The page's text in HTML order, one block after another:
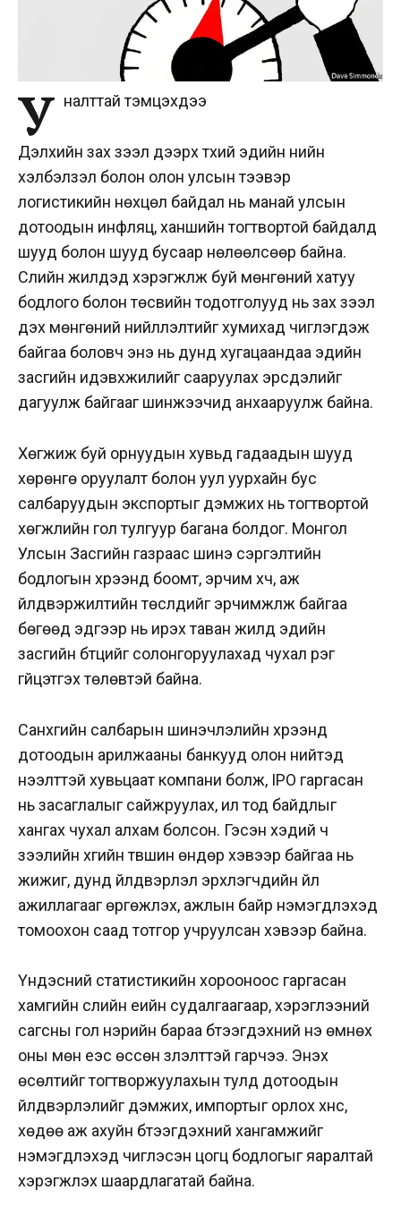
У налттай тэмцэхдээ
Дэлхийн зах зээл дээрх түүхий эдийн үнийн
хэлбэлзэл болон олон улсын тээвэр
логистикийн нөхцөл байдал нь манай улсын
дотоодын инфляц, ханшийн тогтвортой байдалд
шууд болон шууд бусаар нөлөөлсөөр байна.
Сүүлийн жилүүдэд хэрэгжүүлж буй мөнгөний хатуу
бодлого болон төсвийн тодотголууд нь зах зээл
дэх мөнгөний нийлүүлэлтийг хумихад чиглэгдэж
байгаа боловч энэ нь дунд хугацаандаа эдийн
засгийн идэвхжилийг сааруулах эрсдэлийг
дагуулж байгааг шинжээчид анхааруулж байна.
Хөгжиж буй орнуудын хувьд гадаадын шууд
хөрөнгө оруулалт болон уул уурхайн бус
салбаруудын экспортыг дэмжих нь тогтвортой
хөгжлийн гол тулгуур багана болдог. Монгол
Улсын Засгийн газраас шинэ сэргэлтийн
бодлогын хүрээнд боомт, эрчим хүч, аж
үйлдвэржилтийн төслүүдийг эрчимжүүлж байгаа
бөгөөд эдгээр нь ирэх таван жилд эдийн
засгийн бүтцийг солонгоруулахад чухал үүрэг
гүйцэтгэх төлөвтэй байна.
Санхүүгийн салбарын шинэчлэлийн хүрээнд
дотоодын арилжааны банкууд олон нийтэд
нээлттэй хувьцаат компани болж, IPO гаргасан
нь засаглалыг сайжруулах, ил тод байдлыг
хангах чухал алхам болсон. Гэсэн хэдий ч
зээлийн хүүгийн түвшин өндөр хэвээр байгаа нь
жижиг, дунд үйлдвэрлэл эрхлэгчдийн үйл
ажиллагааг өргөжүүлэх, ажлын байр нэмэгдүүлэхэд
томоохон саад тотгор учруулсан хэвээр байна.
Үндэсний статистикийн хорооноос гаргасан
хамгийн сүүлийн үеийн судалгаагаар, хэрэглээний
сагсны гол нэрийн бараа бүтээгдэхүүний үнэ өмнөх
оны мөн үеэс өссөн үзүүлэлттэй гарчээ. Энэхүү
өсөлтийг тогтворжуулахын тулд дотоодын
үйлдвэрлэлийг дэмжих, импортыг орлох хүнс,
хөдөө аж ахуйн бүтээгдэхүүний хангамжийг
нэмэгдүүлэхэд чиглэсэн цогц бодлогыг яаралтай
хэрэгжүүлэх шаардлагатай байна.